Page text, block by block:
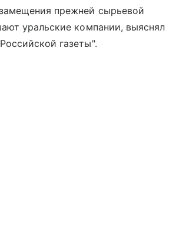
прежней сырьевой
уральские компании, выяснял
газеты".